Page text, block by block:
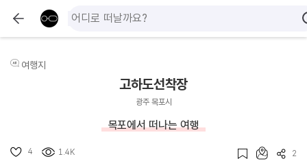
여행지
고하도선착장
광주 목포시
목포에서 떠나는 여행
4 1.4K 2